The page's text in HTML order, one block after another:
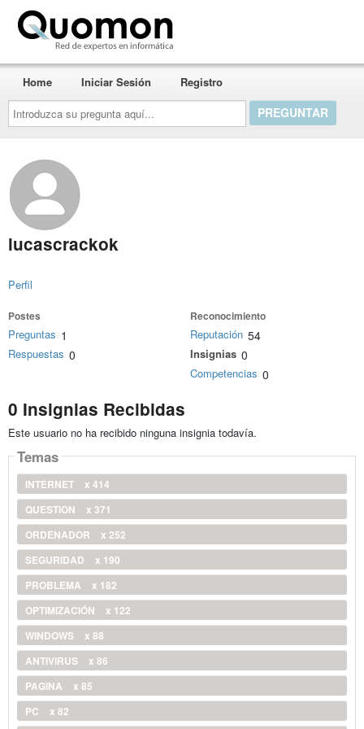
Introduzca
su
pregunta
aquí...
Home Iniciar Sesión Registro
lucascrackok
Perfil
Postes
Preguntas 1
Respuestas 0
Reconocimiento
Reputación 54
Insignias 0
Competencias 0
0 Insignias Recibidas
Este usuario no ha recibido ninguna insignia todavía.
Temas
INTERNET
x 414
QUESTION
x 371
ORDENADOR
x 252
SEGURIDAD
x 190
PROBLEMA
x 182
OPTIMIZACIÓN
x 122
WINDOWS
x 88
ANTIVIRUS
x 86
PAGINA
x 85
PC
x 82